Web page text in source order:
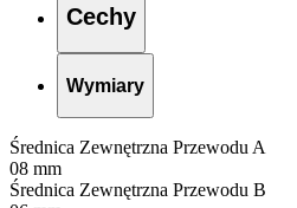
Cechy
Wymiary
Średnica Zewnętrzna Przewodu A
08 mm
Średnica Zewnętrzna Przewodu B